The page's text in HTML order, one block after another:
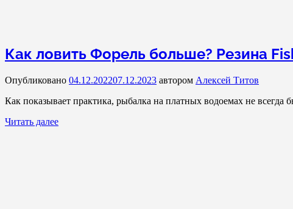
Как ловить Форель больше? Резина
Опубликовано 04.12.202207.12.2023 автором Алексей Титов
Как показывает практика, рыбалка на платных водоемах не
Читать далее